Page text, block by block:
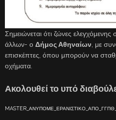
Σημειώνεται ότι ζώνες
άλλων- ο Δήμος Αθηναίων, με
επισκέπτες, όπου μπορούν να
οχήματα.
Ακολουθεί το υπό